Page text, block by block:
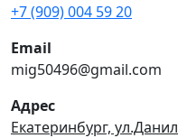
+7 (909) 004 59 20
Email
mig50496@gmail.com
Адрес
Екатеринбург,